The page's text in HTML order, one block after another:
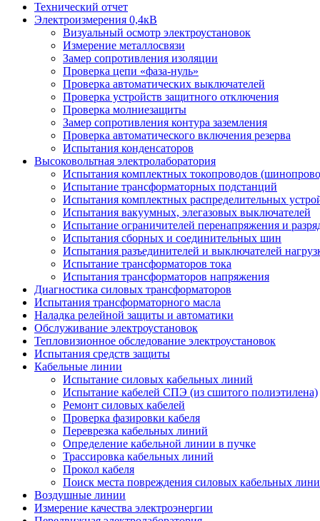
Технический отчет
Электроизмерения 0,4кВ
Визуальный осмотр электроустановок
Измерение металлосвязи
Замер сопротивления изоляции
Проверка цепи «фаза-нуль»
Проверка автоматических выключателей
Проверка устройств защитного отключения
Проверка молниезащиты
Замер сопротивления контура заземления
Проверка автоматического включения резерва
Испытания конденсаторов
Высоковольтная электролаборатория
Испытания комплектных токопроводов
Испытание трансформаторных подстанций
Испытания комплектных распределительных
Испытания вакуумных, элегазовых выключателей
Испытание ограничителей перенапряжения и
Испытания сборных и соединительных шин
Испытания разъединителей и выключателей
Испытание трансформаторов тока
Испытания трансформаторов напряжения
Диагностика силовых трансформаторов
Испытания трансформаторного масла
Наладка релейной защиты и автоматики
Обслуживание электроустановок
Тепловизионное обследование электроустановок
Испытания средств защиты
Кабельные линии
Испытание силовых кабельных линий
Испытание кабелей СПЭ (из сшитого полиэтилена)
Ремонт силовых кабелей
Проверка фазировки кабеля
Переврезка кабельных линий
Определение кабельной линии в пучке
Трассировка кабельных линий
Прокол кабеля
Поиск места повреждения силовых кабельных
Воздушные линии
Измерение качества электроэнергии